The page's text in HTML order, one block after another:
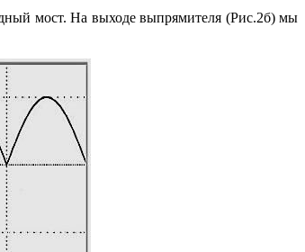
мост. На выходе выпрямителя (Рис.2б) мы